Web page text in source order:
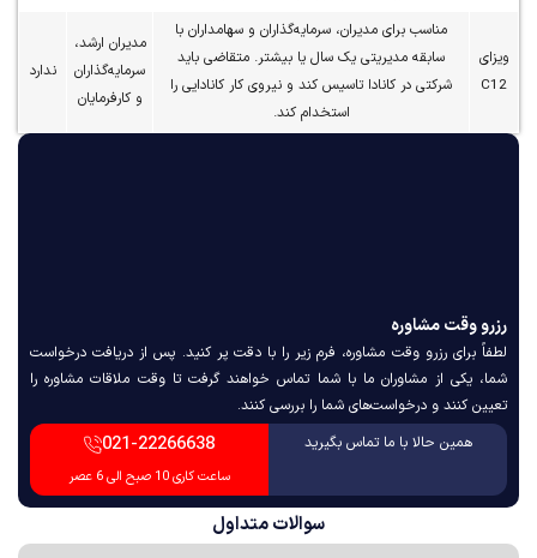
مناسب برای مدیران، سرمایه‌گذاران و سهامداران با
سابقه مدیریتی یک سال یا بیشتر. متقاضی باید
شرکتی در کانادا تاسیس کند و نیروی کار کانادایی را
استخدام کند.
مدیران ارشد،
سرمایه‌گذاران
و کارفرمایان
ندارد
وقت مشاوره
رزرو وقت مشاوره، فرم زیر را با دقت پر کنید. پس از دریافت درخواست
یکی از مشاوران ما با شما تماس خواهند گرفت تا وقت ملاقات مشاوره را
کنند و درخواست‌های شما را بررسی کنند.
همین حالا با ما تماس بگیرید
021-22266638
ساعت کاری 10 صبح الی 6 عصر
سوالات متداول